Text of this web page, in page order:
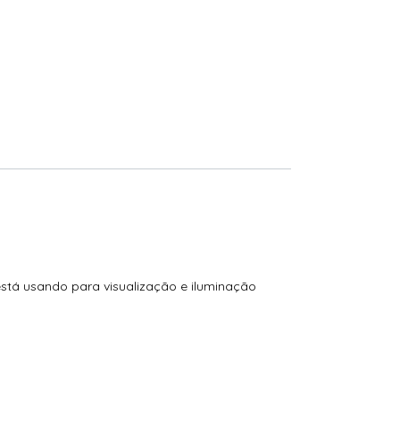
usando para visualização e iluminação